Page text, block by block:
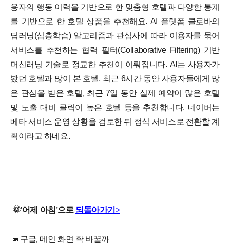
용자의 행동 이력을 기반으로 한 맞춤형 호텔과 다양한 통계
를 기반으로 한 호텔 상품을 추천해요. AI 플랫폼 클로바의
딥러닝(심층학습) 알고리즘과 관심사에 따라 이용자를 묶어
서비스를 추천하는 협력 필터(Collaborative Filtering) 기반
머신러닝 기술로 정교한 추천이 이뤄집니다. AI는 사용자가
봤던 호텔과 많이 본 호텔, 최근 6시간 동안 사용자들에게 많
은 관심을 받은 호텔, 최근 7일 동안 실제 예약이 많은 호텔
및 노출 대비 클릭이 높은 호텔 등을 추천합니다. 네이버는
베타 서비스 운영 상황을 검토한 뒤 정식 서비스로 전환할 계
획이라고 하네요.
🌞'어제 아침'으로 되돌아가기>
📣 구글, 메인 화면 확 바꿀까